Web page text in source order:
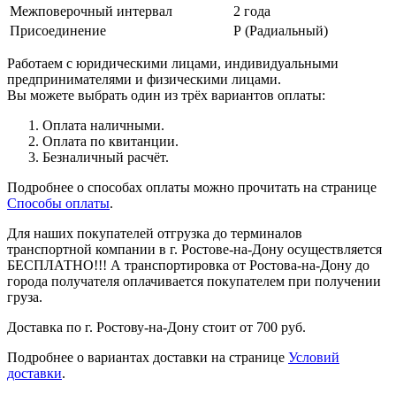
Межповерочный интервал
2 года
Присоединение
Р (Радиальный)
Работаем с юридическими лицами, индивидуальными
предпринимателями и физическими лицами.
Вы можете выбрать один из трёх вариантов оплаты:
Оплата наличными.
Оплата по квитанции.
Безналичный расчёт.
Подробнее о способах оплаты можно прочитать на странице
Способы оплаты.
Для наших покупателей отгрузка до терминалов
транспортной компании в г. Ростове-на-Дону осуществляется
БЕСПЛАТНО!!! А транспортировка от Ростова-на-Дону до
города получателя оплачивается покупателем при получении
груза.
Доставка по г. Ростову-на-Дону стоит от 700 руб.
Подробнее о вариантах доставки на странице Условий
доставки.